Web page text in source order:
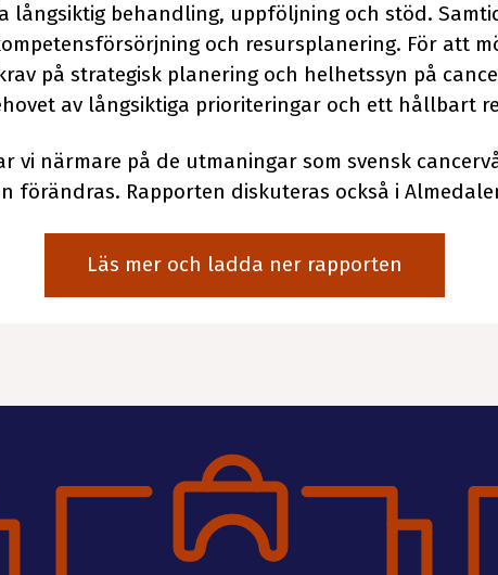
långsiktig behandling, uppföljning och stöd.
och resursplanering. För att
på strategisk planering och helhetssyn på
av långsiktiga prioriteringar och ett hållbart
vi närmare på de utmaningar som svensk
förändras. Rapporten diskuteras också i
Läs mer och ladda ner rapporten